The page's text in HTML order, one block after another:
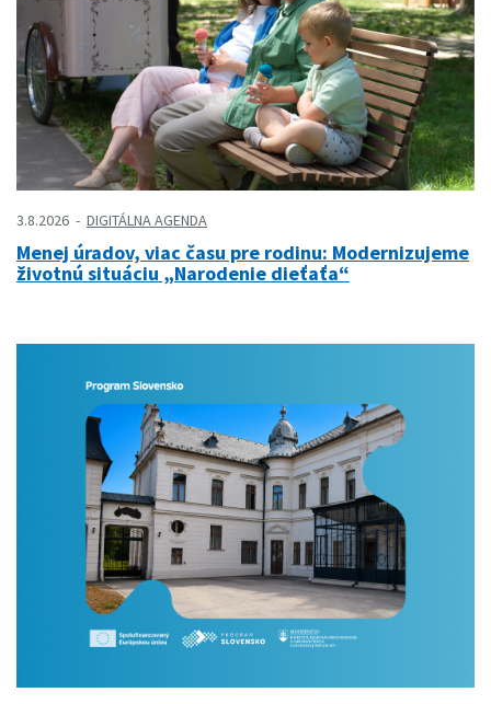
3.8.2026 DIGITÁLNA AGENDA
Menej úradov, viac času pre rodinu: Modernizujeme
životnú situáciu „Narodenie dieťaťa“